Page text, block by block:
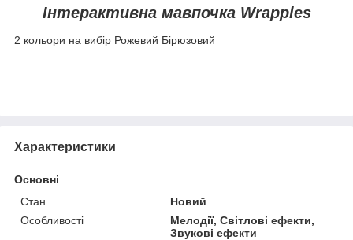
Інтерактивна мавпочка Wrapples
2 кольори на вибір Рожевий Бірюзовий
Характеристики
Основні
Стан
Новий
Особливості
Мелодії, Світлові ефекти,
Звукові ефекти